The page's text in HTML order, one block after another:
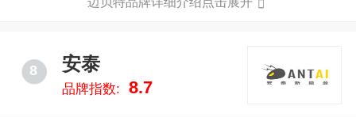
和SGS等认证，拥有自主知识产权，始终致力于推动光
8 安泰
品牌指数: 8.7